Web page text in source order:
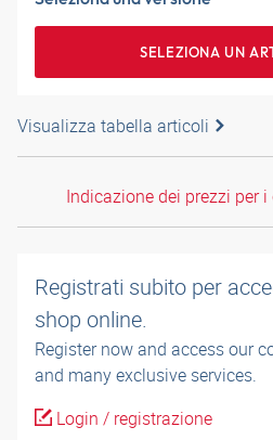
SELEZIONA UN
Visualizza tabella articoli
Indicazione dei prezzi per
Registrati subito per
shop online.
Register now and access our
and many exclusive services.
Login / registrazione